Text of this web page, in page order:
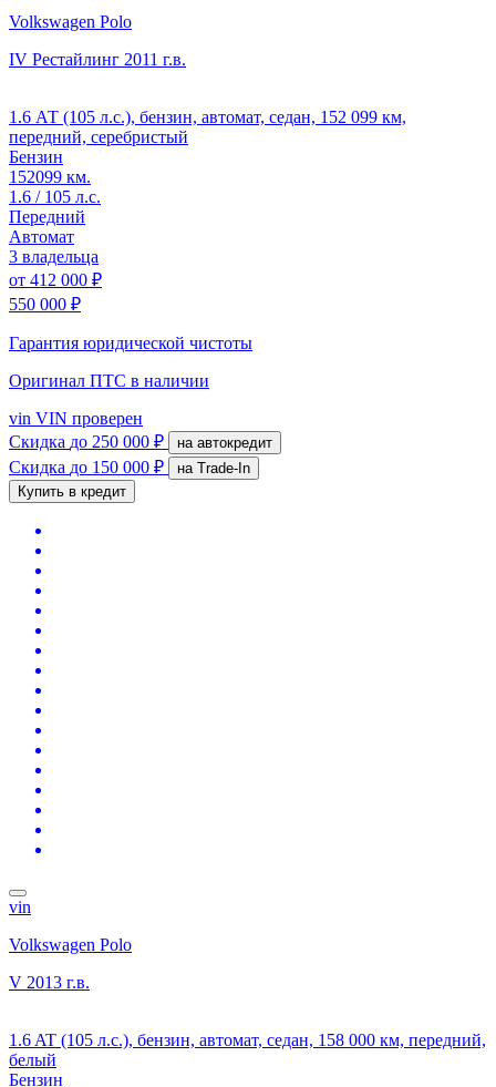
Volkswagen Polo
IV Рестайлинг 2011 г.в.
1.6 АТ (105 л.с.), бензин, автомат, седан, 152 099 км,
передний, серебристый
Бензин
152099 км.
1.6 / 105 л.с.
Передний
Автомат
3 владельца
от 412 000 ₽
550 000 ₽
Гарантия юридической чистоты
Оригинал ПТС в наличии
vin VIN проверен
Скидка до 250 000 ₽ на автокредит
Скидка до 150 000 ₽
на Trade-In
Купить в кредит
vin
Volkswagen Polo
V 2013 г.в.
1.6 AT (105 л.с.), бензин, автомат, седан, 158 000 км, передний,
белый
Бензин